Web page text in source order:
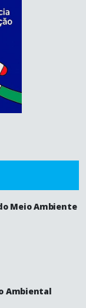
Meio Ambiente
Ambiental